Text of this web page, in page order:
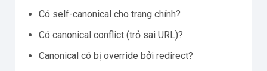
Có self-canonical cho trang chính?
Có canonical conflict (trỏ sai URL)?
Canonical có bị override bởi redirect?